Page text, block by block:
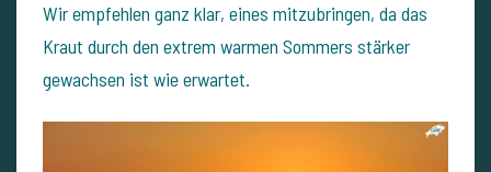
Wir empfehlen ganz klar, eines mitzubringen, da das
Kraut durch den extrem warmen Sommers stärker
gewachsen ist wie erwartet.